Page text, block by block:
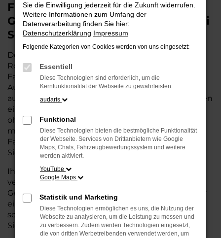
Finden Sie Ihren Škoda Kamiq
Gebrauchtwagen für Rotenburg bei
Schmidt + Koch
Der Škoda Kamiq ist die perfekte Wahl für alle in
Rotenburg, die ein zuverlässiges und modernes
Fahrzeug suchen.Mit seiner erstklassigen
Ausstattung, der niedrigen Laufleistung und der
ausgezeichneten Pflege ist dieser Gebrauchtwagen
eine kostengünstige Alternative zum Neuwagen,
ohne auf Komfort und Qualität verzichten zu
müssen. Ob im Stadtverkehr oder für längere
Fahrten, der Kamiq überzeugt durch Fahrkomfort,
Sicherheit und Wirtschaftlichkeit.
Ihr Škoda Autohaus in Rotenburg ist Ihr
vertrauenswürdiger Partner, wenn es um
Gebrauchtwagen geht. Wir bieten Ihnen nicht nur
eine große Auswahl an geprüften Fahrzeugen,
sondern auch eine fachkundige Beratung, damit
Sie das für Sie passende Modell finden.
Sie die Einwilligung jederzeit für die Zukunft widerrufen.
Weitere Informationen zum Umfang der
Datenverarbeitung finden Sie hier:
Datenschutzerklärung Impressum
Folgende Kategorien von Cookies werden von uns eingesetzt:
Essentiell
Diese Technologien sind erforderlich, um die
Kernfunktionalität der Webseite zu gewährleisten.
audaris
Funktional
Diese Technologien bieten die bestmögliche Funktionalität
der Webseite. Services von Drittanbietern wie Google
Maps, Chats, Fahrzeugbewertungssystem und weitere
werden aktiviert.
YouTube
Google Maps
Statistik und Marketing
Diese Technologien ermöglichen es uns, die Nutzung der
Webseite zu analysieren, um die Leistung zu messen und
zu verbessern. Zudem werden Technologien eingesetzt,
die von dritten Werbetreibenden verwendet werden, um